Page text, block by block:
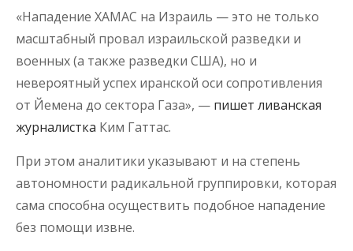
«Нападение ХАМАС на Израиль — это не только
масштабный провал израильской разведки и
военных (а также разведки США), но и
невероятный успех иранской оси сопротивления
от Йемена до сектора Газа», — пишет ливанская
журналистка Ким Гаттас.
При этом аналитики указывают и на степень
автономности радикальной группировки, которая
сама способна осуществить подобное нападение
без помощи извне.